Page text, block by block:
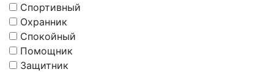
Спортивный
Охранник
Спокойный
Помощник
Защитник